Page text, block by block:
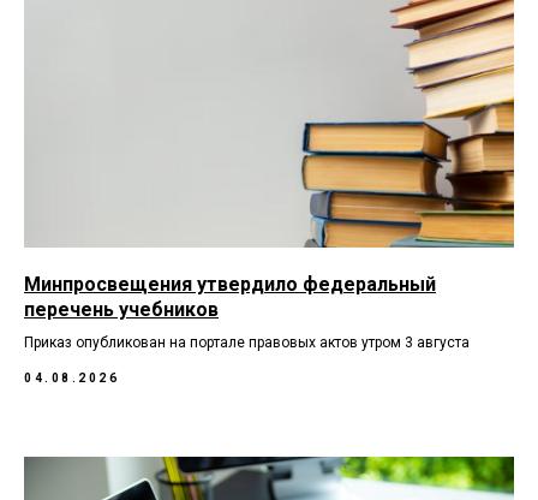
Минпросвещения утвердило федеральный
перечень учебников
Приказ опубликован на портале правовых актов утром 3 августа
04.08.2026